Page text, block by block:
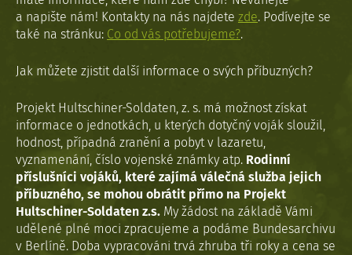
a napište nám! Kontakty na nás najdete zde. Podívejte se
také na stránku: Co od vás potřebujeme?.
Jak můžete zjistit další informace o svých příbuzných?
Projekt Hultschiner-Soldaten, z. s. má možnost získat
informace o jednotkách, u kterých dotyčný voják sloužil,
hodnost, případná zranění a pobyt v lazaretu,
vyznamenání, číslo vojenské známky atp. Rodinní
příslušníci vojáků, které zajímá válečná služba jejich
příbuzného, se mohou obrátit přímo na Projekt
Hultschiner-Soldaten z.s. My žádost na základě Vámi
udělené plné moci zpracujeme a podáme Bundesarchivu
v Berlíně. Doba vypracováni trvá zhruba tři roky a cena se